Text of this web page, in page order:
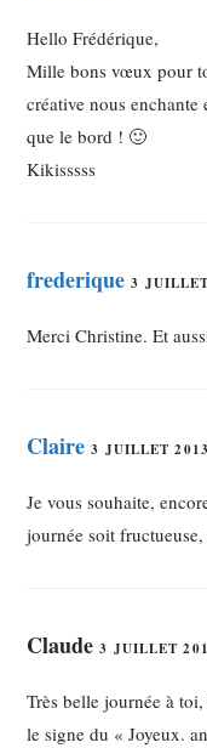
Hello Frédérique,
Mille bons vœux pour
créative nous enchante
que le bord ! 🙂
Kikisssss
frederique 3
Merci Christine. Et
Claire 3 JUILLET 2013
Je vous souhaite,
journée soit
Claude3 JUILLET
Très belle journée à
le signe du « Joyeux.